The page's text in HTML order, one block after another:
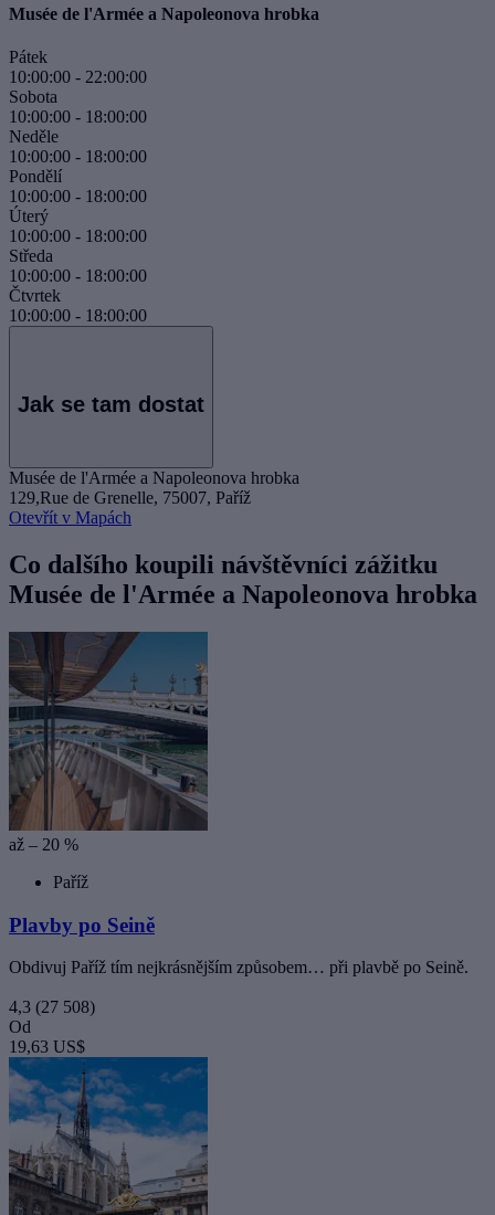
Musée de l'Armée a Napoleonova hrobka
Pátek
10:00:00 - 22:00:00
Sobota
10:00:00 - 18:00:00
Neděle
10:00:00 - 18:00:00
Pondělí
10:00:00 - 18:00:00
Úterý
10:00:00 - 18:00:00
Středa
10:00:00 - 18:00:00
Čtvrtek
10:00:00 - 18:00:00
Jak se tam dostat
Musée de l'Armée a Napoleonova hrobka
129,Rue de Grenelle, 75007, Paříž
Otevřít v Mapách
Co dalšího koupili návštěvníci zážitku
Musée de l'Armée a Napoleonova hrobka
až – 20 %
Paříž
Plavby po Seině
Obdivuj Paříž tím nejkrásnějším způsobem… při plavbě po Seině.
4,3 (27 508)
Od
19,63 US$